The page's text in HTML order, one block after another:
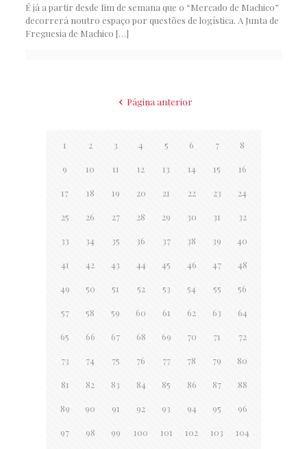
É já a partir desde fim de semana que o “Mercado de Machico”
decorrerá noutro espaço por questões de logística. A Junta de
Freguesia de Machico […]
Página anterior
1 2 3 4 5 6 7 8
9 10 11 12 13 14 15 16
17 18 19 20 21 22 23 24
25 26 27 28 29 30 31 32
33 34 35 36 37 38 39 40
41 42 43 44 45 46 47 48
49 50 51 52 53 54 55 56
57 58 59 60 61 62 63 64
65 66 67 68 69 70 71 72
73 74 75 76 77 78 79 80
81 82 83 84 85 86 87 88
89 90 91 92 93 94 95 96
97 98 99 100 101 102 103 104